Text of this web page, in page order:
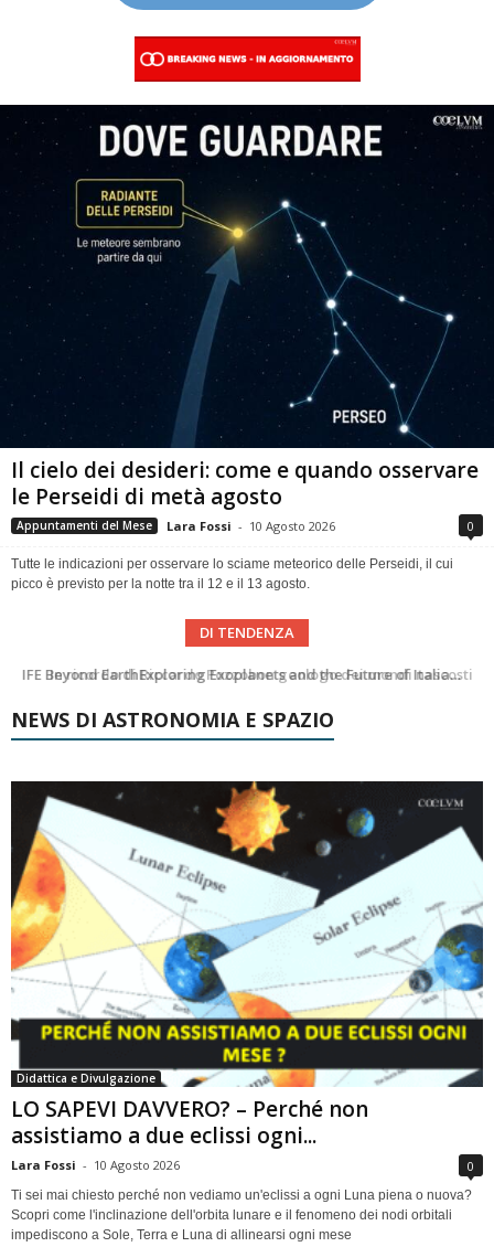
Il cielo dei desideri: come e quando osservare
le Perseidi di metà agosto
Appuntamenti del Mese Lara Fossi - 10 Agosto 2026 0
Tutte le indicazioni per osservare lo sciame meteorico delle Perseidi, il cui
picco è previsto per la notte tra il 12 e il 13 agosto.
DI TENDENZA
In ricordo di Riccardo Pozzobon geologo dei mondi nascosti
Una volta qualcuno li usava
NEWS DI ASTRONOMIA E SPAZIO
Didattica e Divulgazione
LO SAPEVI DAVVERO? – Perché non
assistiamo a due eclissi ogni...
Lara Fossi - 10 Agosto 2026 0
Ti sei mai chiesto perché non vediamo un'eclissi a ogni Luna piena o nuova?
Scopri come l'inclinazione dell'orbita lunare e il fenomeno dei nodi orbitali
impediscono a Sole, Terra e Luna di allinearsi ogni mese